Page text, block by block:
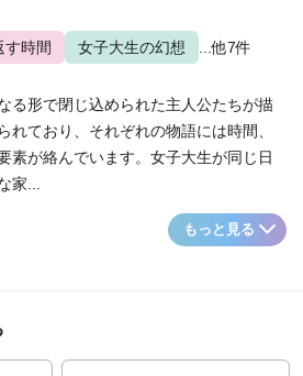
す時間 女子大生の幻想 ...他7件
る形で閉じ込められた主人公たちが描
れており、それぞれの物語には時間、
素が絡んでいます。女子大生が同じ日
家...
もっと見る